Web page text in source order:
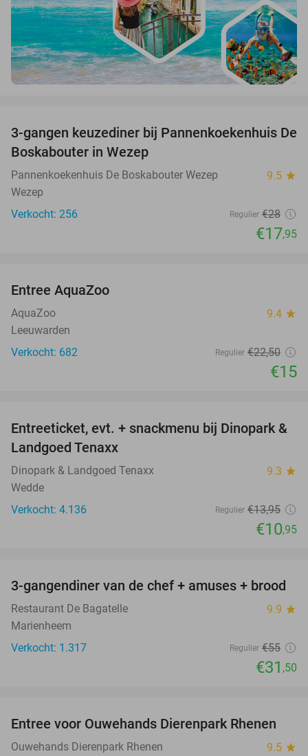
36%
3-gangen keuzediner bij Pannenkoekenhuis De
Boskabouter in Wezep
Pannenkoekenhuis De Boskabouter Wezep 9.5 star
Wezep
Verkocht: 256
Regulier €28
€17,95
Entree AquaZoo
AquaZoo 9.4 star
Leeuwarden
Verkocht: 682
Regulier €22,50
€15
22%
Entreeticket, evt. + snackmenu bij Dinopark &
Landgoed Tenaxx
Dinopark & Landgoed Tenaxx 9.3 star
Wedde
Verkocht: 4.136
Regulier €13,95
€10,95
43%
3-gangendiner van de chef + amuses + brood
Restaurant De Bagatelle 9.9 star
Marienheem
Verkocht: 1.317
Regulier €55
€31 ,50
19%
Entree voor Ouwehands Dierenpark Rhenen
Ouwehands Dierenpark Rhenen 9.5 star